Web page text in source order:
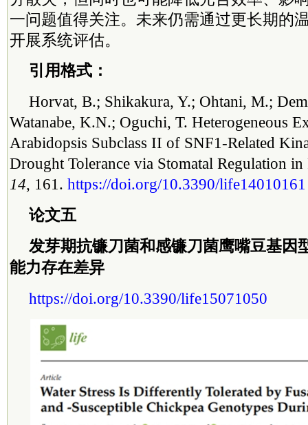
一问题值得关注。未来仍需通过更长期的
开展系统评估。
引用格式：
Horvat, B.; Shikakura, Y.; Ohtani, M.;
Watanabe, K.N.; Oguchi, T. Heterogeneous
Arabidopsis Subclass II of SNF1-Related
Drought Tolerance via Stomatal Regulation
14, 161. https://doi.org/10.3390/life14010161
论文五
发芽期抗镰刀菌和感镰刀菌鹰嘴豆基因
能力存在差异
https://doi.org/10.3390/life15071050